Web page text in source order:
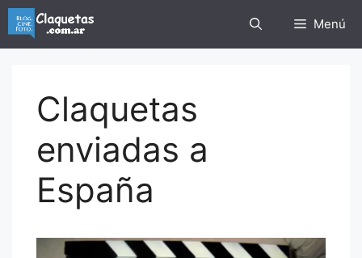
Saltar
contenido
Menú
Claquetas
enviadas a
España